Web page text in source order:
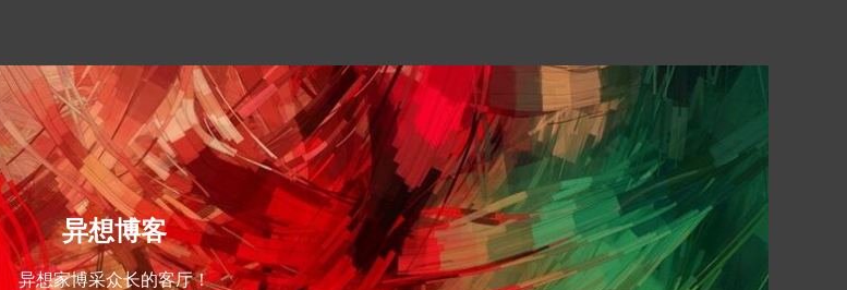
异想博客
异想家博采众长的客厅！